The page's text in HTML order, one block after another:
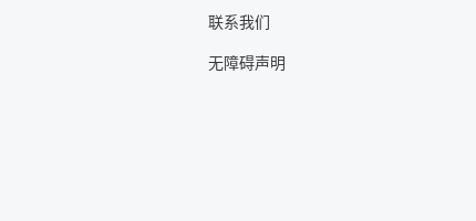
联系我们
无障碍声明